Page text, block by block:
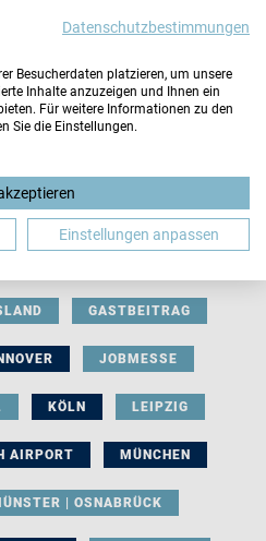
BEWERBUNG
GASTBEITRAG
JOBMESSE
KÖLN LEIPZIG
AIRPORT MÜNCHEN
| OSNABRÜCK
Datenschutzbestimmungen
Besucherdaten platzieren, um unsere
Inhalte anzuzeigen und Ihnen ein
Für weitere Informationen zu den
Sie die Einstellungen.
Einstellungen anpassen